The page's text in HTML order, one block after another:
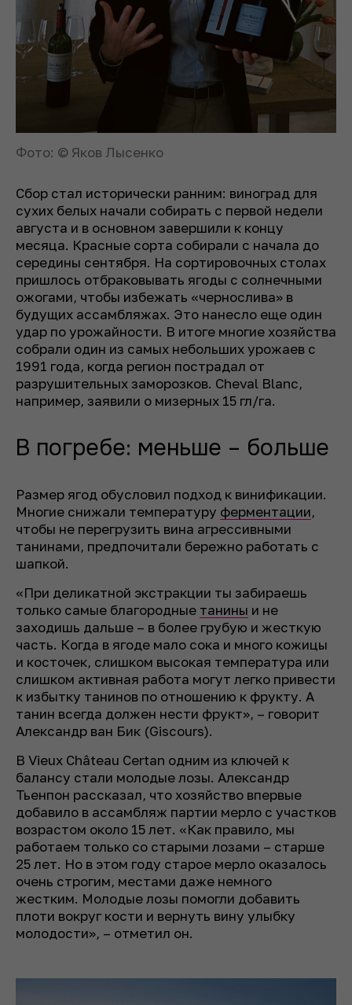
Фото: © Яков Лысенко
Сбор стал исторически ранним: виноград для
сухих белых начали собирать с первой недели
августа и в основном завершили к концу
месяца. Красные сорта собирали с начала до
середины сентября. На сортировочных столах
пришлось отбраковывать ягоды с солнечными
ожогами, чтобы избежать «чернослива» в
будущих ассамбляжах. Это нанесло еще один
удар по урожайности. В итоге многие хозяйства
собрали один из самых небольших урожаев с
1991 года, когда регион пострадал от
разрушительных заморозков. Cheval Blanc,
например, заявили о мизерных 15 гл/га.
В погребе: меньше – больше
Размер ягод обусловил подход к винификации.
Многие снижали температуру ферментации,
чтобы не перегрузить вина агрессивными
танинами, предпочитали бережно работать с
шапкой.
«При деликатной экстракции ты забираешь
только самые благородные танины и не
заходишь дальше – в более грубую и жесткую
часть. Когда в ягоде мало сока и много кожицы
и косточек, слишком высокая температура или
слишком активная работа могут легко привести
к избытку танинов по отношению к фрукту. А
танин всегда должен нести фрукт», – говорит
Александр ван Бик (Giscours).
В Vieux Château Certan одним из ключей к
балансу стали молодые лозы. Александр
Тьенпон рассказал, что хозяйство впервые
добавило в ассамбляж партии мерло с участков
возрастом около 15 лет. «Как правило, мы
работаем только со старыми лозами – старше
25 лет. Но в этом году старое мерло оказалось
очень строгим, местами даже немного
жестким. Молодые лозы помогли добавить
плоти вокруг кости и вернуть вину улыбку
молодости», – отметил он.